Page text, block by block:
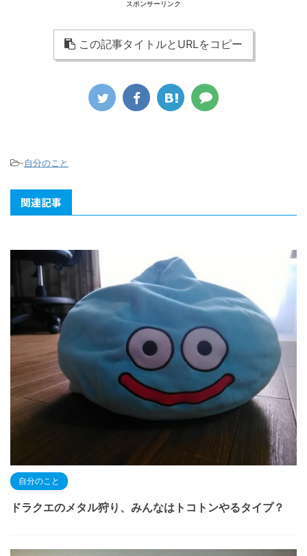
スポンサーリンク
この記事タイトルとURLをコピー
-自分のこと
関連記事
自分のこと
ドラクエのメタル狩り、みんなはトコトンやるタイプ？